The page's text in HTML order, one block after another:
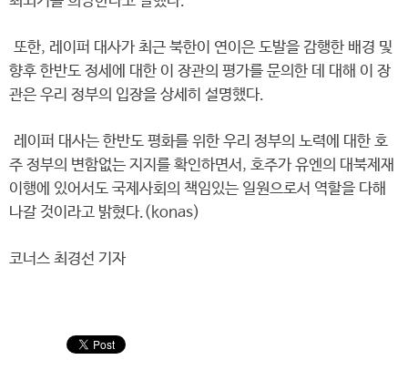
또한, 레이퍼 대사가 최근 북한이 연이은 도발을 감행한 배경 및
향후 한반도 정세에 대한 이 장관의 평가를 문의한 데 대해 이 장
관은 우리 정부의 입장을 상세히 설명했다.
레이퍼 대사는 한반도 평화를 위한 우리 정부의 노력에 대한 호
주 정부의 변함없는 지지를 확인하면서, 호주가 유엔의 대북제재
이행에 있어서도 국제사회의 책임있는 일원으로서 역할을 다해
나갈 것이라고 밝혔다.(konas)
코너스 최경선 기자